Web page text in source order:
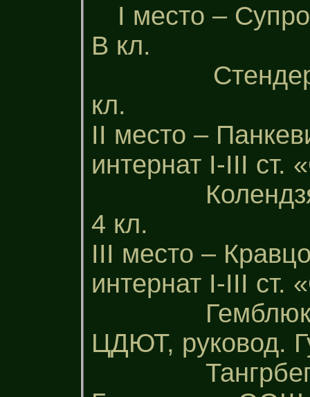
І место –
В кл.
Стендера
кл.
ІІ место –
интернат І-ІІІ
Колендзян
4 кл.
ІІІ место –
интернат І-ІІІ
Гемблюк
ЦДЮТ, руковод.